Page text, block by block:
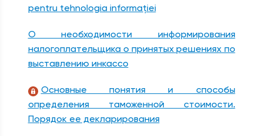
pentru tehnologia informaţiei
О необходимости информирования
налогоплательщика о принятых решениях по
выставлению инкассо
Основные понятия и способы
определения таможенной стоимости.
Порядок ее декларирования